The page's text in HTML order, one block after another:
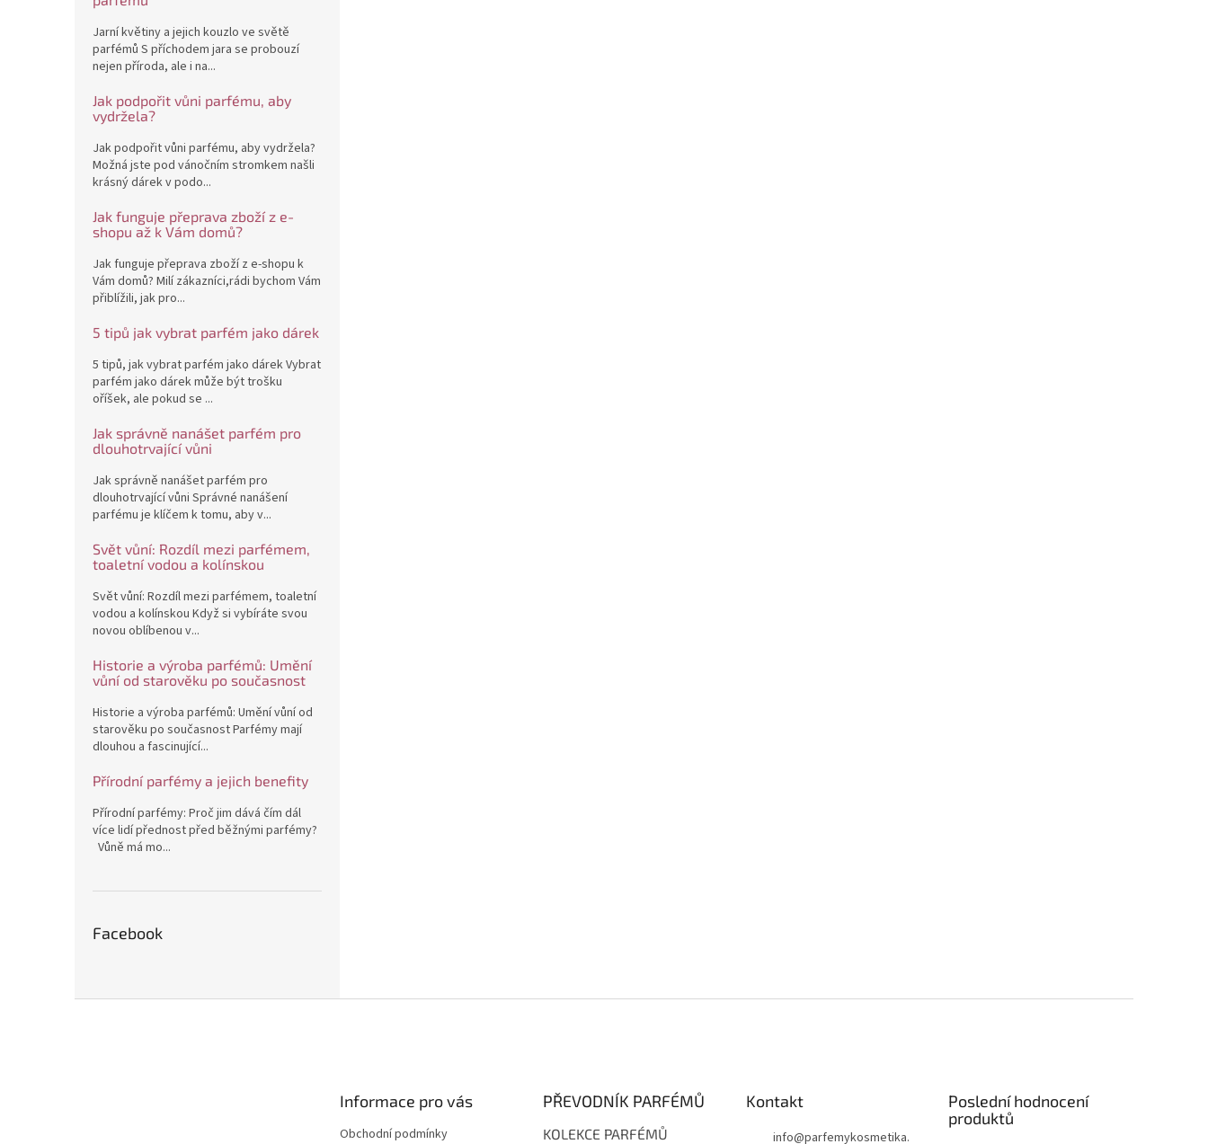
Jarní květiny a jejich kouzlo ve světě
parfémů S příchodem jara se probouzí
nejen příroda, ale i na...
Jak podpořit vůni parfému, aby
vydržela?
Jak podpořit vůni parfému, aby vydržela?
Možná jste pod vánočním stromkem našli
krásný dárek v podo...
Jak funguje přeprava zboží z e-
shopu až k Vám domů?
Jak funguje přeprava zboží z e-shopu k
Vám domů? Milí zákazníci,rádi bychom Vám
přiblížili, jak pro...
5 tipů jak vybrat parfém jako dárek
5 tipů, jak vybrat parfém jako dárek Vybrat
parfém jako dárek může být trošku
oříšek, ale pokud se ...
Jak správně nanášet parfém pro
dlouhotrvající vůni
Jak správně nanášet parfém pro
dlouhotrvající vůni Správné nanášení
parfému je klíčem k tomu, aby v...
Svět vůní: Rozdíl mezi parfémem,
toaletní vodou a kolínskou
Svět vůní: Rozdíl mezi parfémem, toaletní
vodou a kolínskou Když si vybíráte svou
novou oblíbenou v...
Historie a výroba parfémů: Umění
vůní od starověku po současnost
Historie a výroba parfémů: Umění vůní od
starověku po současnost Parfémy mají
dlouhou a fascinující...
Přírodní parfémy a jejich benefity
Přírodní parfémy: Proč jim dává čím dál
více lidí přednost před běžnými parfémy?
Vůně má mo...
Facebook
Informace pro vás
Obchodní podmínky
PŘEVODNÍK PARFÉMŮ
KOLEKCE PARFÉMŮ
Kontakt
info@parfemykosmetika.
Poslední hodnocení
produktů